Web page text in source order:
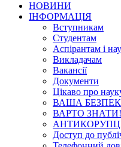
НОВИНИ
ІНФОРМАЦІЯ
Вступникам
Студентам
Аспірантам і
Викладачам
Вакансії
Документи
Цікаво про
ВАША
ВАРТО ЗНАТИ!
Доступ до